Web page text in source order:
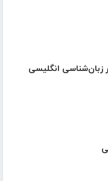
زبان‌شناسی انگلیسی